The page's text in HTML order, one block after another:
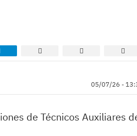
05/07/26 -
de Técnicos Auxiliares